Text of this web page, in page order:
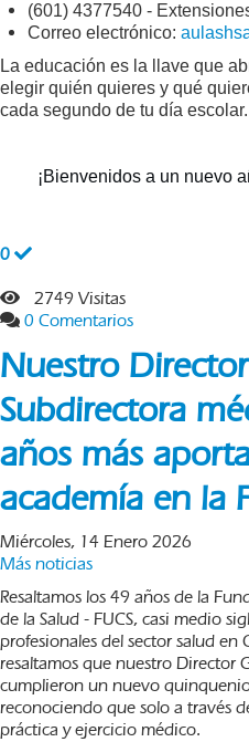
(601) 4377540 -
Correo electrónico:
La educación es la llave que
elegir quién quieres y qué
cada segundo de tu día escolar.
¡Bienvenidos a un nuevo
0
2749 Visitas
0 Comentarios
Nuestro
Subdirectora
años más
academía en la
Miércoles, 14 Enero 2026
Más noticias
Resaltamos los 49 años de la
de la Salud - FUCS, casi medio
profesionales del sector salud en
resaltamos que nuestro Director
cumplieron un nuevo
reconociendo que solo a través
práctica y ejercicio médico.